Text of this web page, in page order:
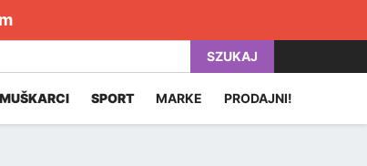
SZUKAJ
MUŠKARCI SPORT MARKE PRODAJNI!